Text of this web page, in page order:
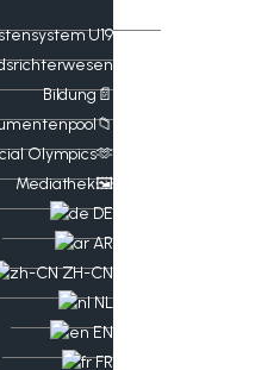
U19
Bildung📄
Olympics🫶
Mediathek🖼️​
DE
AR
ZH-CN
NL
EN
FR